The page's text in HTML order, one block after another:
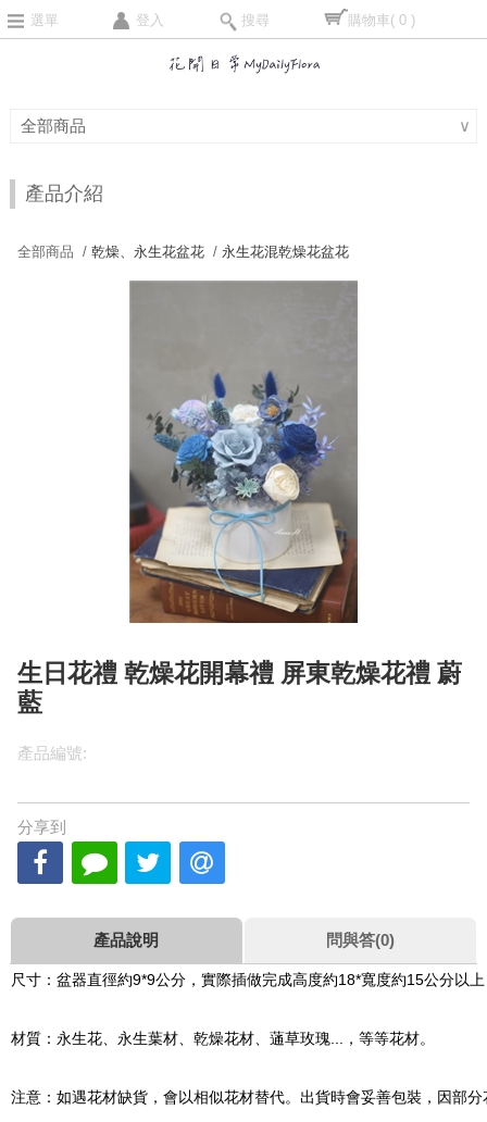
選單 登入 搜尋 購物車( 0 )
全部商品 ∨
產品介紹
全部商品 /乾燥、永生花盆花 /永生花混乾燥花盆花
生日花禮 乾燥花開幕禮 屏東乾燥花禮 蔚
藍
產品編號:
分享到
產品說明 問與答(0)
尺寸：盆器直徑約9*9公分，實際插做完成高度約18*寬度約15公分以
材質：永生花、永生葉材、乾燥花材、蓪草玫瑰...，等等花材。
注意：如遇花材缺貨，會以相似花材替代。出貨時會妥善包裝，因部